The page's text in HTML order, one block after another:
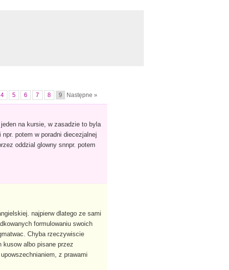
4 5 6 7 8 9 Następne »
na kursie, w zasadzie to byla
potem w poradni diecezjalnej
oddzial glowny snnpr. potem
najpierw dlatego ze sami
formulowaniu swoich
Chyba rzeczywiscie
kusow albo pisane przez
z prawami